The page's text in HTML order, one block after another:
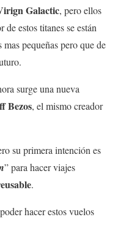
Galactic, pero ellos
estos titanes se están
pequeñas pero que de
surge una nueva
Bezos, el mismo creador
su primera intención es
” para hacer viajes
.
hacer estos vuelos